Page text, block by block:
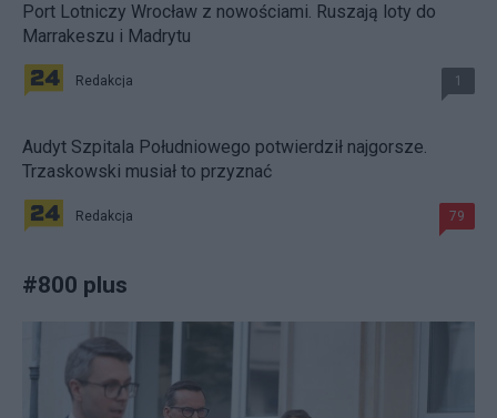
Port Lotniczy Wrocław z nowościami. Ruszają loty do
Marrakeszu i Madrytu
Redakcja 1
Audyt Szpitala Południowego potwierdził najgorsze.
Trzaskowski musiał to przyznać
Redakcja 79
#800 plus